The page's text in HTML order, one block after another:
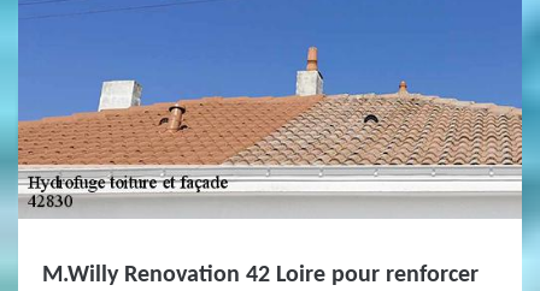
M.Willy Renovation 42 Loire pour renforcer